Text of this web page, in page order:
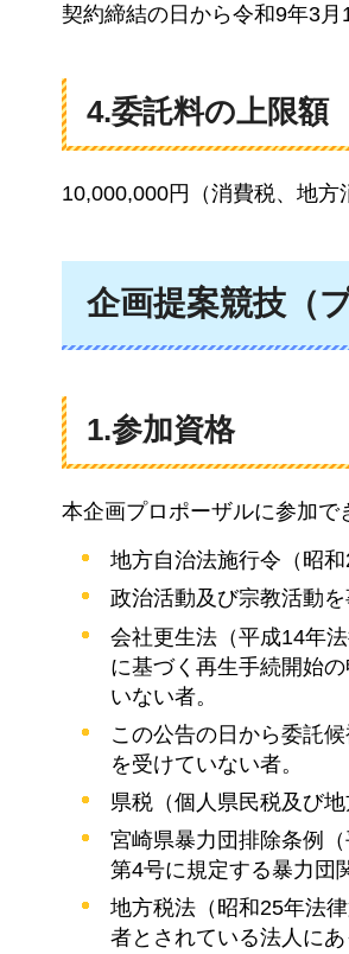
契約締結の日から令和9年3月
4.委託料の上限額
10,000,000円（消費税、地方
企画提案競技（
1.参加資格
本企画プロポーザルに参加で
地方自治法施行令（昭
政治活動及び宗教活動を
会社更生法（平成14年
に基づく再生手続開始
いない者。
この公告の日から委託
を受けていない者。
県税（個人県民税及び
宮崎県暴力団排除条例
第4号に規定する暴力団
地方税法（昭和25年法
者とされている法人に